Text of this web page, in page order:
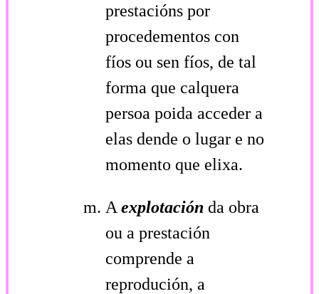
prestacións por
procedementos con
fíos ou sen fíos, de tal
forma que calquera
persoa poida acceder a
elas dende o lugar e no
momento que elixa.
A explotación da obra
ou a prestación
comprende a
reprodución, a